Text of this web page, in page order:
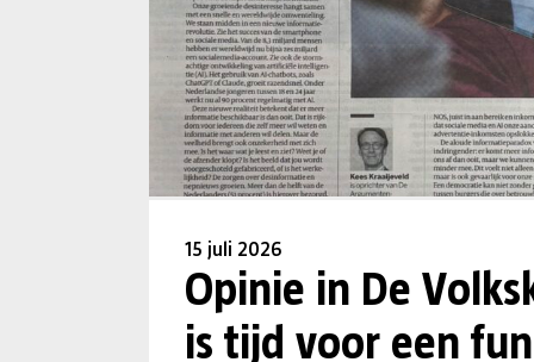
15 juli 2026
Opinie in De
is tijd voor een